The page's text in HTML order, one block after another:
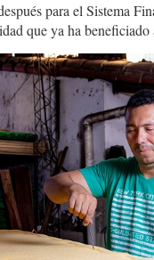
para el Sistema
que ya ha